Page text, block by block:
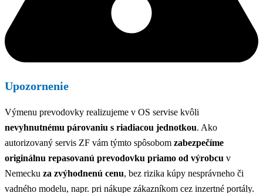
Upozornenie
Výmenu prevodovky realizujeme v OS servise kvôli
nevyhnutnému párovaniu s riadiacou jednotkou. Ako
autorizovaný servis ZF vám týmto spôsobom zabezpečíme
originálnu repasovanú prevodovku priamo od výrobcu v
Nemecku za zvýhodnenú cenu, bez rizika kúpy nesprávneho či
vadného modelu, napr. pri nákupe zákazníkom cez inzertné portály.